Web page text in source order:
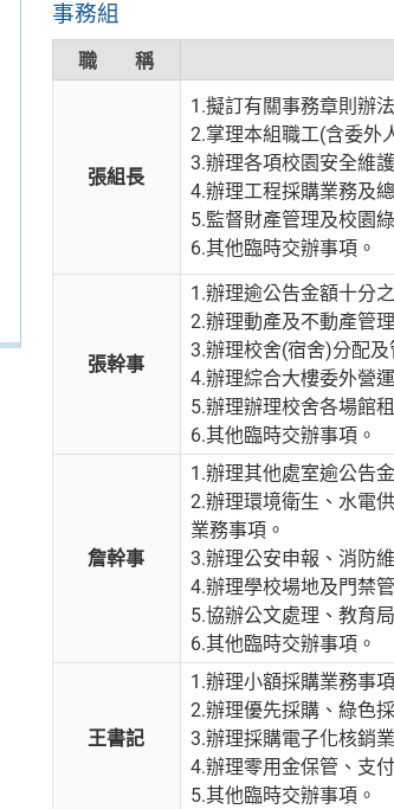
事務組
職 稱
張組長
1.擬訂有關事務章則辦
2.掌理本組職工(含委外
3.辦理各項校園安全維
4.辦理工程採購業務及
5.監督財產管理及校園
6.其他臨時交辦事項。
張幹事
1.辦理逾公告金額十分
2.辦理動產及不動產管
3.辦理校舍(宿舍)分配及
4.辦理綜合大樓委外營
5.辦理辦理校舍各場館
6.其他臨時交辦事項。
詹幹事
1.辦理其他處室逾公告
2.辦理環境衛生、水電
業務事項。
3.辦理公安申報、消防
4.辦理學校場地及門禁
5.協辦公文處理、教育
6.其他臨時交辦事項。
王書記
1.辦理小額採購業務事項
2.辦理優先採購、綠色
3.辦理採購電子化核銷
4.辦理零用金保管、支
5.其他臨時交辦事項。